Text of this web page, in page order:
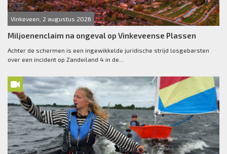
Vinkeveen, 2 augustus 2026
Miljoenenclaim na ongeval op Vinkeveense Plassen
Achter de schermen is een ingewikkelde juridische strijd losgebarsten
over een incident op Zandeiland 4 in de...